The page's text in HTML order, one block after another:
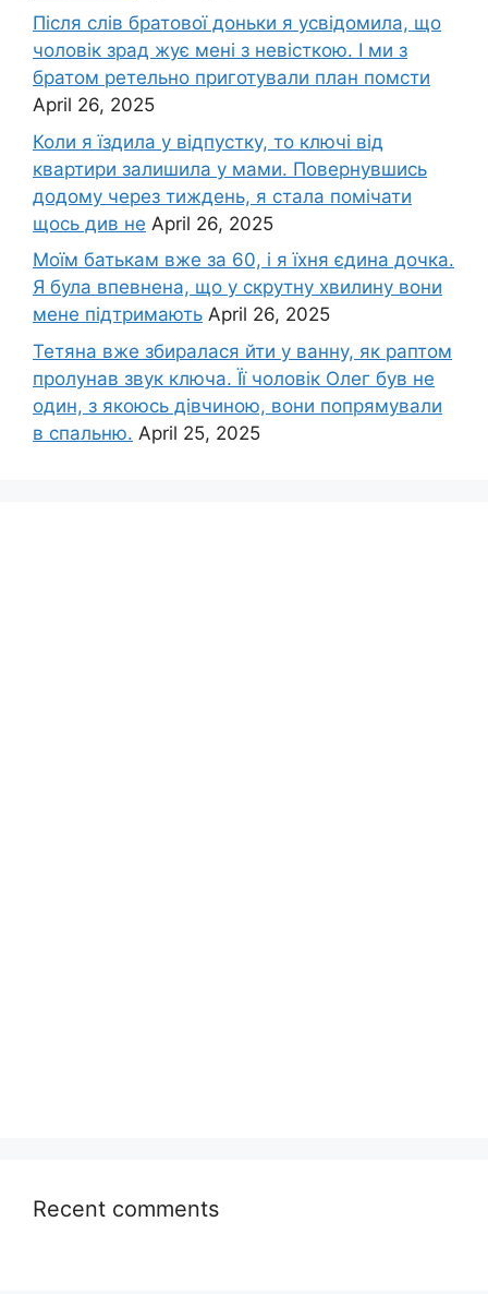
Після слів братової доньки я усвідомила, що
чоловік зpад жує мені з невісткою. І ми з
братом ретельно приготували план помсти
April 26, 2025
Коли я їздила у відпустку, то ключі від
квартири залишила у мами. Повернувшись
додому через тиждень, я стала помічати
щось див не April 26, 2025
Моїм батькам вже за 60, і я їхня єдина дочка.
Я була впевнена, що у скрутну хвилину вони
мене підтримають April 26, 2025
Тетяна вже збиралася йти у ванну, як раптом
пролунав звук ключа. Її чоловік Олег був не
один, з якоюсь дівчиною, вони попрямували
в спальню. April 25, 2025
Recent comments